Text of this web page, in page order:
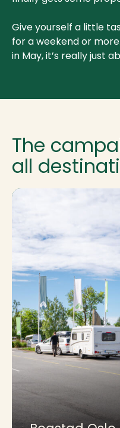
Give yourself a little
for a weekend or
in May, it’s really just
The
all